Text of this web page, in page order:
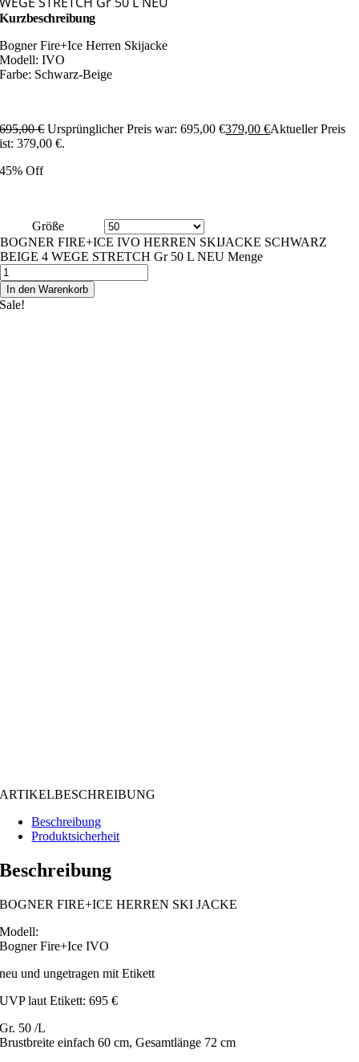
Kurzbeschreibung
Bogner Fire+Ice Herren Skijacke
Modell: IVO
Farbe: Schwarz-Beige
695,00€ Ursprünglicher Preis war: 695,00 €379,00€Aktueller Preis
ist: 379,00 €.
45% Off
Größe
BOGNER FIRE+ICE IVO HERREN SKIJACKE SCHWARZ
BEIGE 4 WEGE STRETCH Gr 50 L NEU Menge
In den Warenkorb
Sale!
ARTIKELBESCHREIBUNG
Beschreibung
Produktsicherheit
Beschreibung
BOGNER FIRE+ICE HERREN SKI JACKE
Modell:
Bogner Fire+Ice IVO
neu und ungetragen mit Etikett
UVP laut Etikett: 695 €
Gr. 50 /L
Brustbreite einfach 60 cm, Gesamtlänge 72 cm